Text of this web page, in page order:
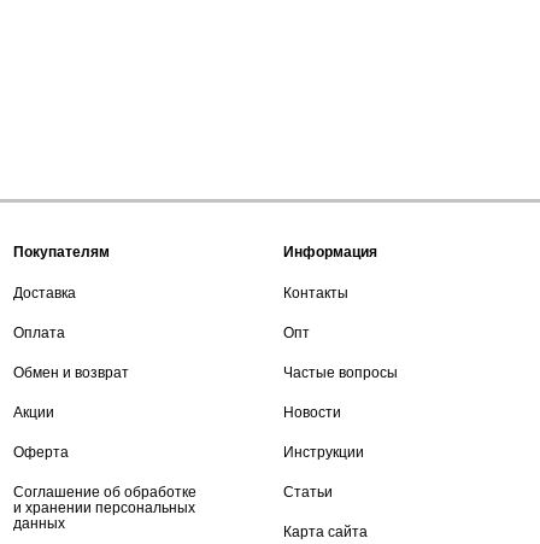
Покупателям
Доставка
Оплата
Обмен и возврат
Акции
Оферта
Соглашение об обработке
и хранении персональных
данных
Информация
Контакты
Опт
Частые вопросы
Новости
Инструкции
Статьи
Карта сайта